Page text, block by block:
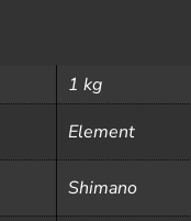
1 kg
Element
Shimano